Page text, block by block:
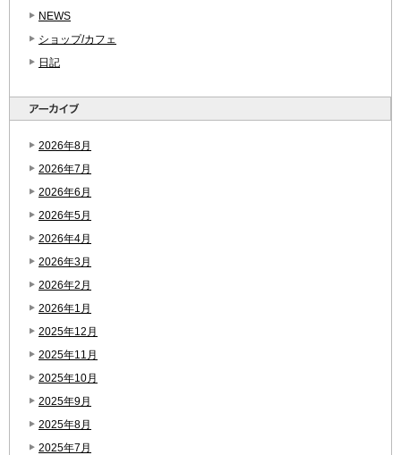
NEWS
ショップ/カフェ
日記
2026年8月
2026年7月
2026年6月
2026年5月
2026年4月
2026年3月
2026年2月
2026年1月
2025年12月
2025年11月
2025年10月
2025年9月
2025年8月
2025年7月